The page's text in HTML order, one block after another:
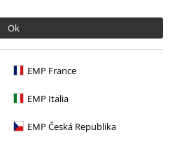
Ok
EMP France
EMP Italia
EMP Česká Republika